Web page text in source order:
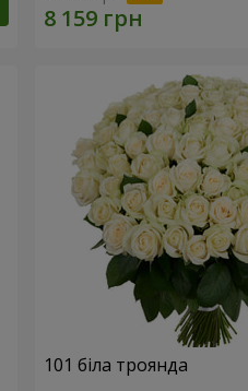
101 біла троянда